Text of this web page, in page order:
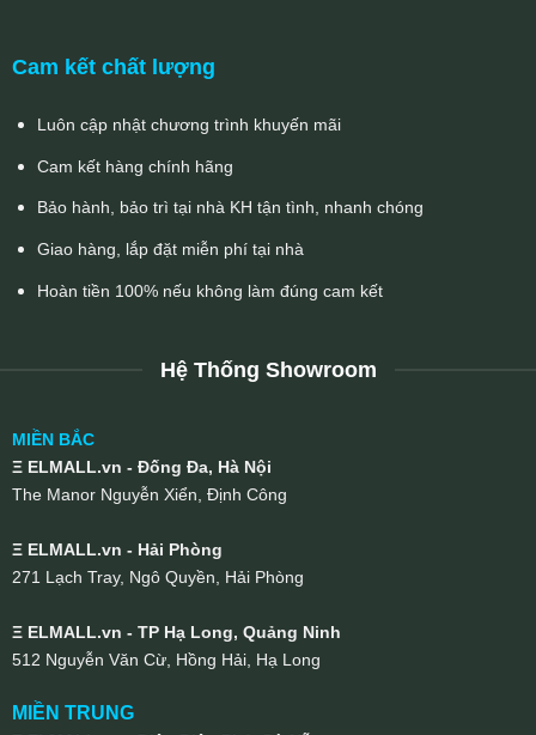
Cam kết chất lượng
Luôn cập nhật chương trình khuyến mãi
Cam kết hàng chính hãng
Bảo hành, bảo trì tại nhà KH tận tình, nhanh chóng
Giao hàng, lắp đặt miễn phí tại nhà
Hoàn tiền 100% nếu không làm đúng cam kết
Hệ Thống Showroom
MIỀN BẮC
Ξ ELMALL.vn - Đống Đa, Hà Nội
The Manor Nguyễn Xiển, Định Công
Ξ ELMALL.vn - Hải Phòng
271 Lạch Tray, Ngô Quyền, Hải Phòng
Ξ ELMALL.vn - TP Hạ Long, Quảng Ninh
512 Nguyễn Văn Cừ, Hồng Hải, Hạ Long
MIỀN TRUNG